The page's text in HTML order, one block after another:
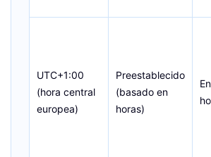
UTC+1:00
(hora central
europea)
Preestablecido
(basado en
horas)